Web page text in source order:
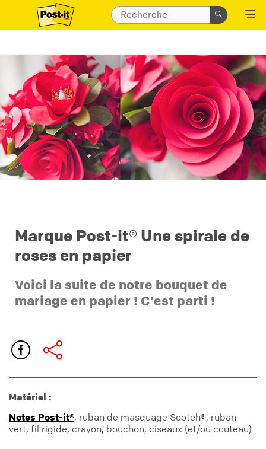
Marque Post-it® Une spirale de
roses en papier
Voici la suite de notre bouquet de
mariage en papier ! C'est parti !
Matériel :
Notes Post-it®, ruban de masquage Scotch®, ruban
vert, fil rigide, crayon, bouchon, ciseaux (et/ou couteau)